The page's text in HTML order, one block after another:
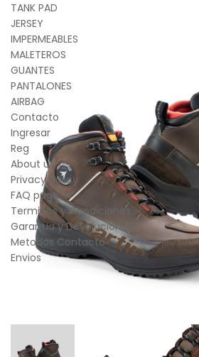
TANK PAD
JERSEY
IMPERMEABLES
MALETEROS
GUANTES
PANTALONES
AIRBAG
Contacto
Ingresar
Reg
About us
Privacy policy
FAQ page
Terminos y Condiciones
Garantìa y Devoluciones
Metodos Contacto
Envios